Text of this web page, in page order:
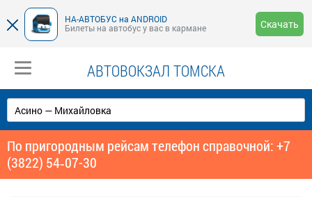
НА-АВТОБУС на ANDROID
Билеты на автобус у вас в кармане
Скачать
АВТОВОКЗАЛ ТОМСКА
По пригородным рейсам телефон справочной: +7
(3822) 54‑07-30